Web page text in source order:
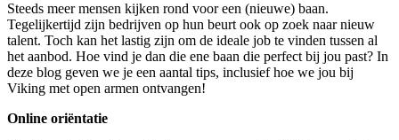
Steeds meer mensen kijken rond voor een (nieuwe) baan.
Tegelijkertijd zijn bedrijven op hun beurt ook op zoek naar nieuw
talent. Toch kan het lastig zijn om de ideale job te vinden tussen al
het aanbod. Hoe vind je dan die ene baan die perfect bij jou past? In
deze blog geven we je een aantal tips, inclusief hoe we jou bij
Viking met open armen ontvangen!
Online oriëntatie